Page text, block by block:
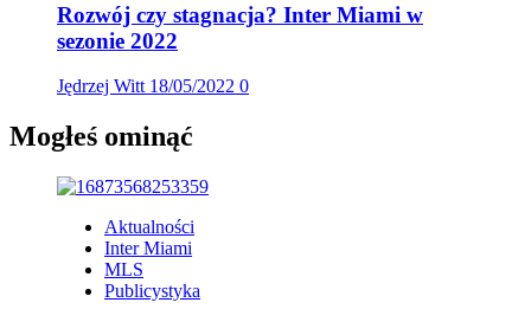
Rozwój czy stagnacja? Inter Miami w
sezonie 2022
Jędrzej Witt 18/05/2022 0
Mogłeś ominąć
Aktualności
Inter Miami
MLS
Publicystyka